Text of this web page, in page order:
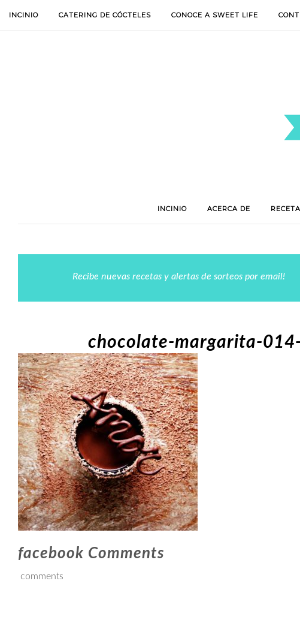
INCINIO CATERING DE CÓCTELES CONOCE A SWEET LIFE
INCINIO ACERCA DE
Recibe nuevas recetas y alertas de sorteos por email!
chocolate-margarita-
facebook Comments
comments